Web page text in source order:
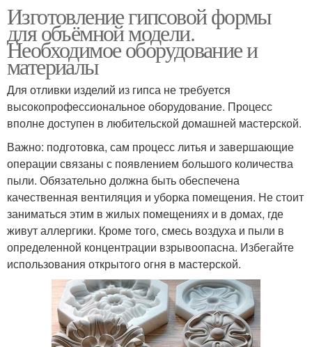
Изготовление гипсовой формы
для объёмной модели.
Необходимое оборудование и
материалы
Для отливки изделий из гипса не требуется
высокопрофессиональное оборудование. Процесс
вполне доступен в любительской домашней мастерской.
Важно: подготовка, сам процесс литья и завершающие
операции связаны с появлением большого количества
пыли. Обязательно должна быть обеспечена
качественная вентиляция и уборка помещения. Не стоит
заниматься этим в жилых помещениях и в домах, где
живут аллергики. Кроме того, смесь воздуха и пыли в
определенной концентрации взрывоопасна. Избегайте
использования открытого огня в мастерской.